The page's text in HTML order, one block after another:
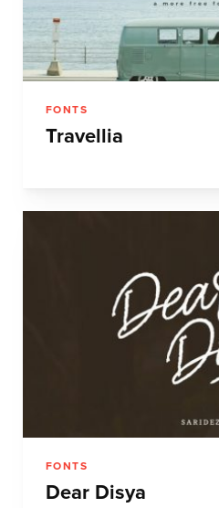
FONTS
Travellia
FONTS
Dear Disya